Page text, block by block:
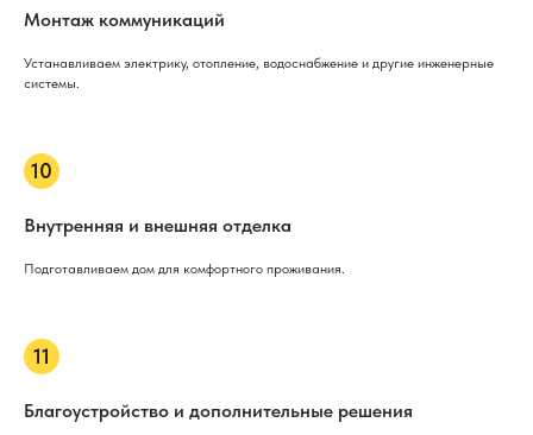
Монтаж коммуникаций
Устанавливаем электрику, отопление, водоснабжение и другие инженерные
системы.
Внутренняя и внешняя отделка
Подготавливаем дом для комфортного проживания.
Благоустройство и дополнительные решения